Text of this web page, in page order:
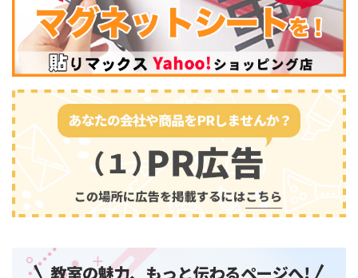
静岡県
愛知県
三重県
関西
滋賀県
京都府
大阪府
兵庫県
奈良県
和歌山県
中国・四国
岡山県
スポーツ・運動(2745)
音楽 (2413)